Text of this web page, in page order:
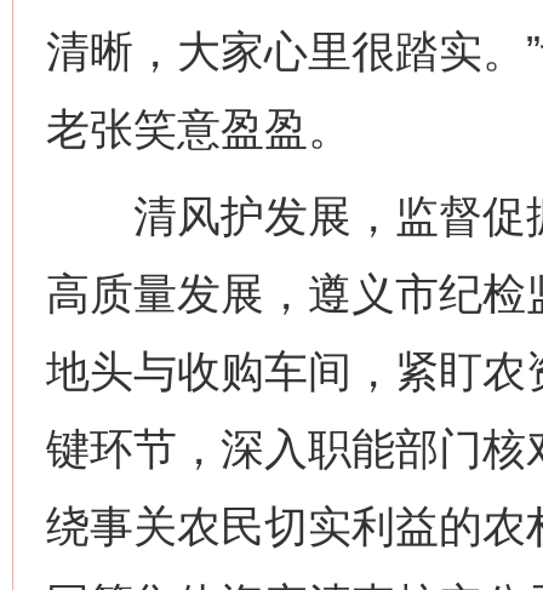
清晰，大家心里很踏实。
老张笑意盈盈。
清风护发展，监督促
高质量发展，遵义市纪
地头与收购车间，紧盯
键环节，深入职能部门
绕事关农民切实利益的农